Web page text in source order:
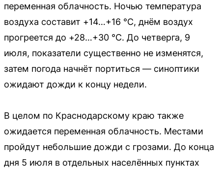
переменная облачность. Ночью температура
воздуха составит +14…+16 °C, днём воздух
прогреется до +28…+30 °C. До четверга, 9
июля, показатели существенно не изменятся,
затем погода начнёт портиться — синоптики
ожидают дожди к концу недели.
В целом по Краснодарскому краю также
ожидается переменная облачность. Местами
пройдут небольшие дожди с грозами. До конца
дня 5 июля в отдельных населённых пунктах